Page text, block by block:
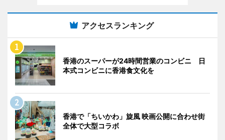
アクセスランキング
香港のスーパーが24時間営業のコンビニ 日
本式コンビニに香港食文化を
香港で「ちいかわ」旋風 映画公開に合わせ街
全体で大型コラボ